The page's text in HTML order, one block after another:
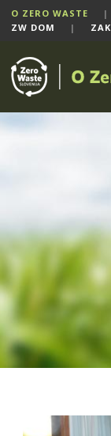
O ZERO WASTE |
ZW DOM
|